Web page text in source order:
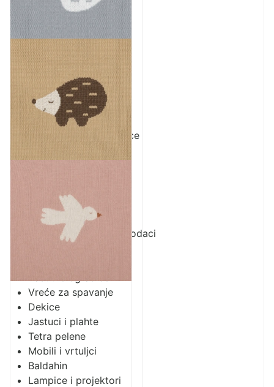
Autosjedalice
Adapteri
Baze za autosjedalice
Ostali dodaci
Grupa 0+
Grupa 0+/1
Grupa 1/2/3
Grupa 2/3
Dodaci za autosjedalice
Dječja sobica
Tješilice
CoZee kolijevke
Prijenosni krevetići i dodaci
Vreće za spavanje
Dekice
Jastuci i plahte
Tetra pelene
Mobili i vrtuljci
Baldahin
Lampice i projektori